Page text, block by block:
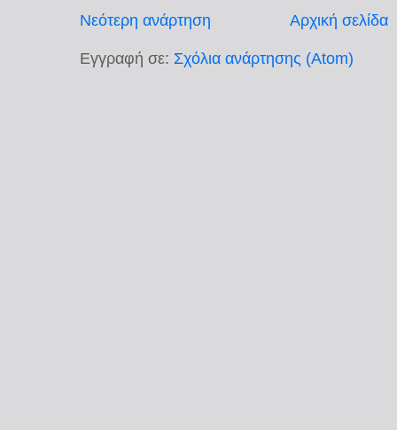
Νεότερη ανάρτηση Αρχική σελίδα
Εγγραφή σε: Σχόλια ανάρτησης (Atom)